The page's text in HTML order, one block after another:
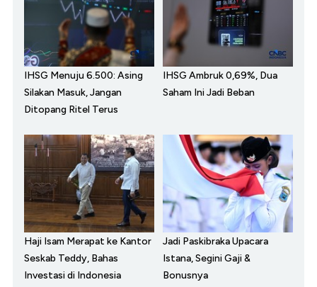
IHSG Menuju 6.500: Asing
Silakan Masuk, Jangan
Ditopang Ritel Terus
IHSG Ambruk 0,69%, Dua
Saham Ini Jadi Beban
Haji Isam Merapat ke Kantor
Seskab Teddy, Bahas
Investasi di Indonesia
Jadi Paskibraka Upacara
Istana, Segini Gaji &
Bonusnya